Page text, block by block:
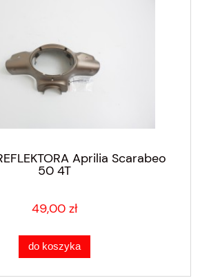
Aprilia Scarabeo
50 4T
49,00 zł
do koszyka